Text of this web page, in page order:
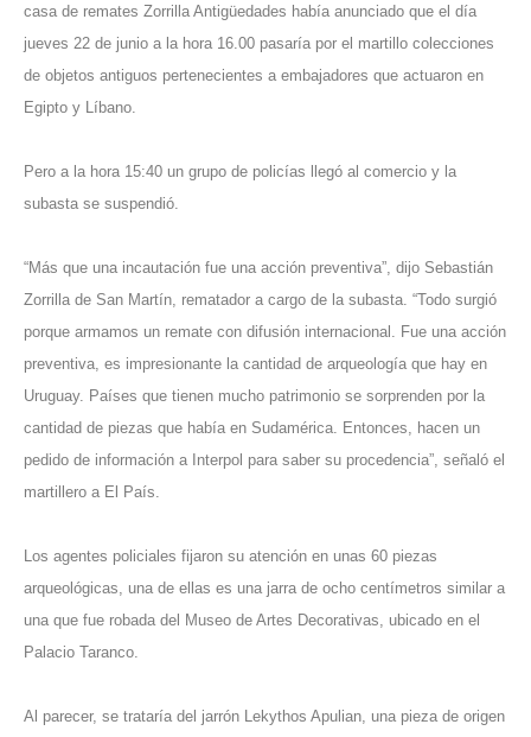
casa de remates Zorrilla Antigüedades había anunciado que el día
jueves 22 de junio a la hora 16.00 pasaría por el martillo colecciones
de objetos antiguos pertenecientes a embajadores que actuaron en
Egipto y Líbano.
Pero a la hora 15:40 un grupo de policías llegó al comercio y la
subasta se suspendió.
“Más que una incautación fue una acción preventiva”, dijo Sebastián
Zorrilla de San Martín, rematador a cargo de la subasta. “Todo surgió
porque armamos un remate con difusión internacional. Fue una acción
preventiva, es impresionante la cantidad de arqueología que hay en
Uruguay. Países que tienen mucho patrimonio se sorprenden por la
cantidad de piezas que había en Sudamérica. Entonces, hacen un
pedido de información a Interpol para saber su procedencia”, señaló el
martillero a El País.
Los agentes policiales fijaron su atención en unas 60 piezas
arqueológicas, una de ellas es una jarra de ocho centímetros similar a
una que fue robada del Museo de Artes Decorativas, ubicado en el
Palacio Taranco.
Al parecer, se trataría del jarrón Lekythos Apulian, una pieza de origen